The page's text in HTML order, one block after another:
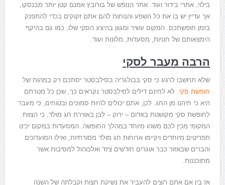
בילוי, אתרי בידור ועוד. אתר הנופש של בורובץ אמנם קטן יותר מבנסקו,
אך עדיין יש בו את כל השפע והנוחות להם אתם זקוקים בכדי להתפנק
בזמן חופשתכם. המקום עשיר ומגוון בהיצע הסקי שלו, כמו גם בהיקף
הימצאותם של חנויות, מסעדות, מלונות ועוד.
הרבה מעבר לסקי
שלא תחשבו לרגע כי סקי בבולגריה בסילבסטר יסתכם רק במהות של
חופשת סקי . לא לחינם דילים לסילבסטר נקראים כך, שכן כל מטרתם
היא כי תיהנו מן החג. לכן, אתם יכולים להיות סמוכים ובטוחים, כי מעבר
לחופשת סקי מקושטת באדום – ירוק – לבן באווירת חג מולד, כי הצוות
המקומי מכין לכם משהו מיוחד במהלך החופשה. המסעדות במקום יכינו
תפריטים מיוחדים ויקיימו ארוחות חג מולד מסורתיות, ואילו המועדונים
והברים שבאזור כבר אוגרים חודשים ציוד ואלכוהול למסיבות אשר
מתוכננות.
אז בין אם אתם רוצים להעביר את נשיקת חצות וקבלתה של השנה